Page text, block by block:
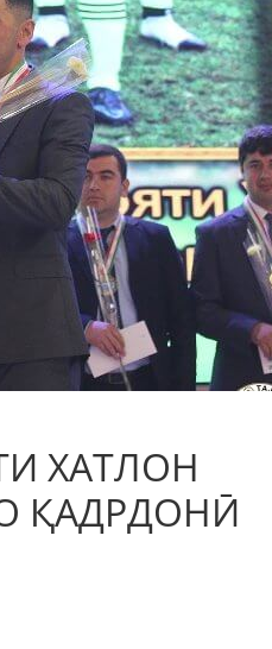
ХАТЛОН
ҚАДРДОНӢ